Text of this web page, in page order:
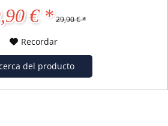
€ * 29,90 € *
Recordar
del producto